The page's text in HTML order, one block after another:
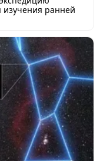
изучения ранней